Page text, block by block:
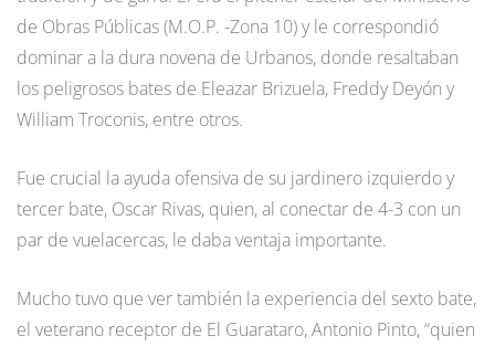
de Obras Públicas (M.O.P. -Zona 10) y le correspondió
dominar a la dura novena de Urbanos, donde resaltaban
los peligrosos bates de Eleazar Brizuela, Freddy Deyón y
William Troconis, entre otros.
Fue crucial la ayuda ofensiva de su jardinero izquierdo y
tercer bate, Oscar Rivas, quien, al conectar de 4-3 con un
par de vuelacercas, le daba ventaja importante.
Mucho tuvo que ver también la experiencia del sexto bate,
el veterano receptor de El Guarataro, Antonio Pinto, “quien